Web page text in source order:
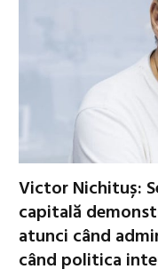
Victor Nichituș:
capitală
atunci când
când politica